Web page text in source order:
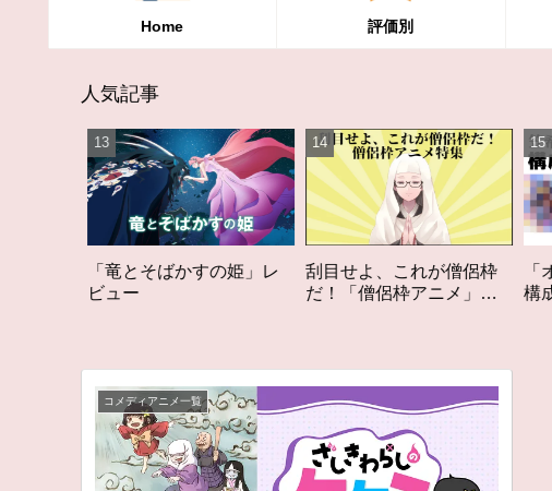
Home 評価別
人気記事
かすの姫」レ
刮目せよ、これが僧侶枠
だ！「僧侶枠アニメ」特
「オタク歴２０年の私
構成する５つのアニメ
コメディアニメ一覧